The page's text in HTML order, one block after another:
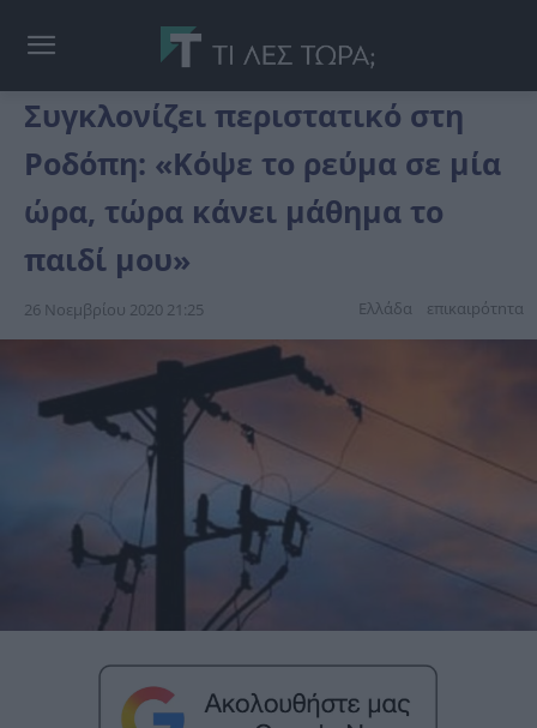
Συγκλονίζει περιστατικό στη
Ροδόπη: «Κόψε το ρεύμα σε μία
ώρα, τώρα κάνει μάθημα το
παιδί μου»
26 Νοεμβρίου 2020 21:25 Ελλάδα επικαιpότnτα